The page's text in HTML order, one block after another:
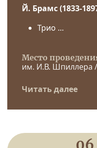
Й. Брамс (1833-
Трио …
Место
им. И.В. Шпиллера
Читать далее